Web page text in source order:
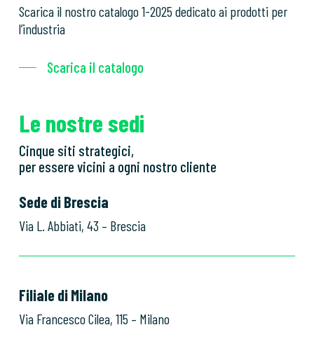
Scarica il nostro catalogo 1-2025 dedicato ai prodotti per
l’industria
Scarica il catalogo
Le nostre sedi
Cinque siti strategici,
per essere vicini a ogni nostro cliente
Sede di Brescia
Via L. Abbiati, 43 – Brescia
Filiale di Milano
Via Francesco Cilea, 115 – Milano